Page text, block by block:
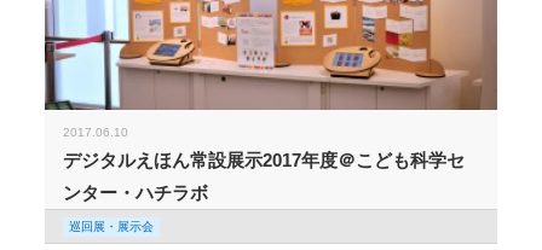
2017.06.10
デジタルえほん常設展示2017年度＠こども科学セ
ンター・ハチラボ
巡回展・展示会